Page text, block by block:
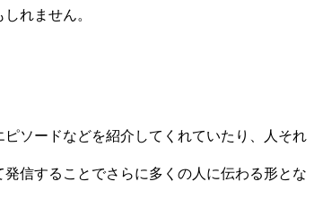
れません。
ソードなどを紹介してくれていたり、人それ
信することでさらに多くの人に伝わる形とな